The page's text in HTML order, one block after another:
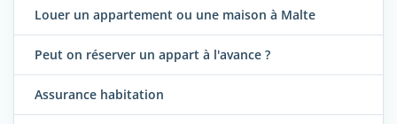
Louer un appartement ou une maison à Malte
Peut on réserver un appart à l'avance ?
Assurance habitation